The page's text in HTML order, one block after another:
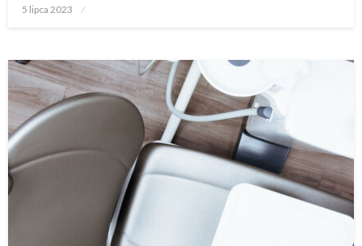
Opublikowane
5 lipca 2023